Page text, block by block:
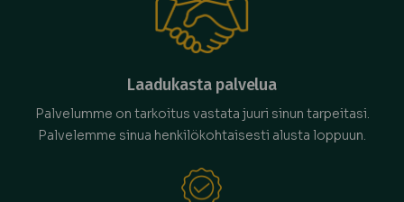
Laadukasta palvelua
Palvelumme on tarkoitus vastata juuri sinun tarpeitasi.
Palvelemme sinua henkilökohtaisesti alusta loppuun.